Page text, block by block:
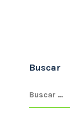
Buscar